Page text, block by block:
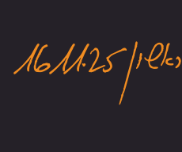
ראשון 16.11.25